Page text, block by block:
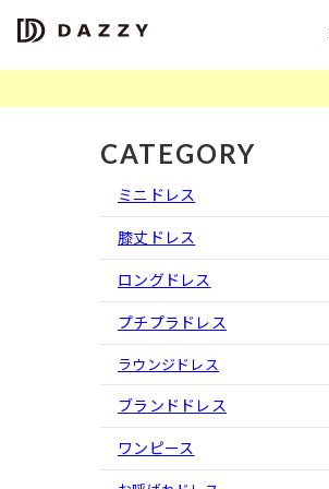
CATEGORY
ミニドレス
膝丈ドレス
ロングドレス
プチプラドレス
ラウンジドレス
ブランドドレス
ワンピース